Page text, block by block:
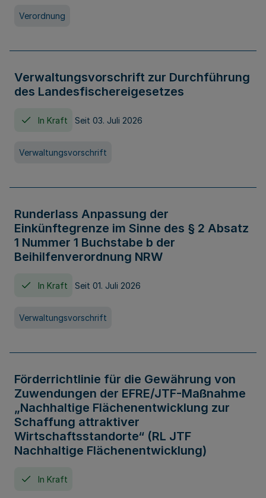
Verordnung
Verwaltungsvorschrift zur Durchführung
des Landesfischereigesetzes
In Kraft Seit 03. Juli 2026
Verwaltungsvorschrift
Runderlass Anpassung der
Einkünftegrenze im Sinne des § 2 Absatz
1 Nummer 1 Buchstabe b der
Beihilfenverordnung NRW
In Kraft Seit 01. Juli 2026
Verwaltungsvorschrift
Förderrichtlinie für die Gewährung von
Zuwendungen der EFRE/JTF-Maßnahme
„Nachhaltige Flächenentwicklung zur
Schaffung attraktiver
Wirtschaftsstandorte“ (RL JTF
Nachhaltige Flächenentwicklung)
In Kraft